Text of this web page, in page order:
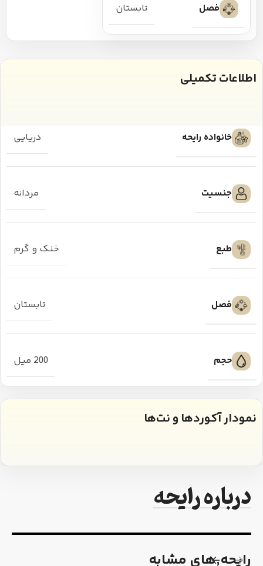
فصل تابستان
اطلاعات تکمیلی
خانواده رایحه دریایی
جنسیت مردانه
طبع خنک و گرم
فصل تابستان
حجم 200 میل
نمودار آکوردها و نت‌ها
درباره رایحه
رایحه٬های مشابه